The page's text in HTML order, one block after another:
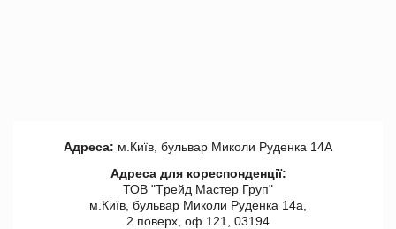
Адреса: м.Київ, бульвар Миколи Руденка 14А
Адреса для кореспонденції:
ТОВ "Tрейд Мастер Груп"
м.Київ, бульвар Миколи Руденка 14а,
2 поверх, оф 121, 03194